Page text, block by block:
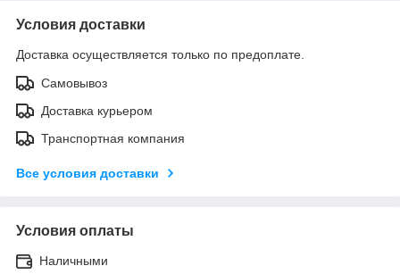
Условия доставки
Доставка осуществляется только по предоплате.
Самовывоз
Доставка курьером
Транспортная компания
Все условия доставки
Условия оплаты
Наличными